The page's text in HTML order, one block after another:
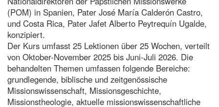
(POM) in Spanien, Pater José María Calderón Castro,
und Costa Rica, Pater Jafet Alberto Peytrequín Ugalde,
konzipiert.
Der Kurs umfasst 25 Lektionen über 25 Wochen, verteilt
von Oktober-November 2025 bis Juni-Juli 2026. Die
behandelten Themen umfassen folgende Bereiche:
grundlegende, biblische und zeitgenössische
Missionswissenschaft, Missionsgeschichte,
Missionstheologie, aktuelle missionswissenschaftliche